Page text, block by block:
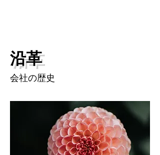
沿革
会社の歴史